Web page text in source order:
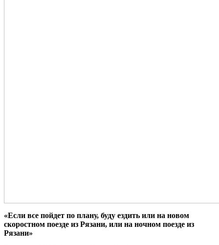
«Если все пойдет по плану, буду ездить или на новом
скоростном поезде из Рязани, или на ночном поезде из
Рязани»